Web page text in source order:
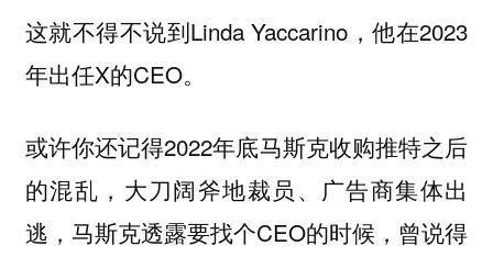
这就不得不说到Linda Yaccarino，他在2023
年出任X的CEO。
或许你还记得2022年底马斯克收购推特之后
的混乱，大刀阔斧地裁员、广告商集体出
逃，马斯克透露要找个CEO的时候，曾说得